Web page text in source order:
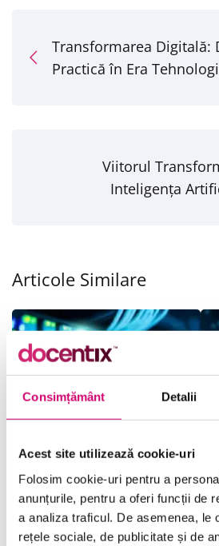
Consimțământ Detalii
Acest site utilizează cookie-uri
Folosim cookie-uri pentru a
anunțurile, pentru a oferi funcții de
a analiza traficul. De asemenea, le
rețele sociale, de publicitate și de
Transformarea Digitală:
Practică în Era
Viitorul
Inteligența
Articole Similare
Certificarile in Cloud
Computing: Valoare
pentru Profesionisti si
Angajatori
20/05/2025 Vizualizări: 15